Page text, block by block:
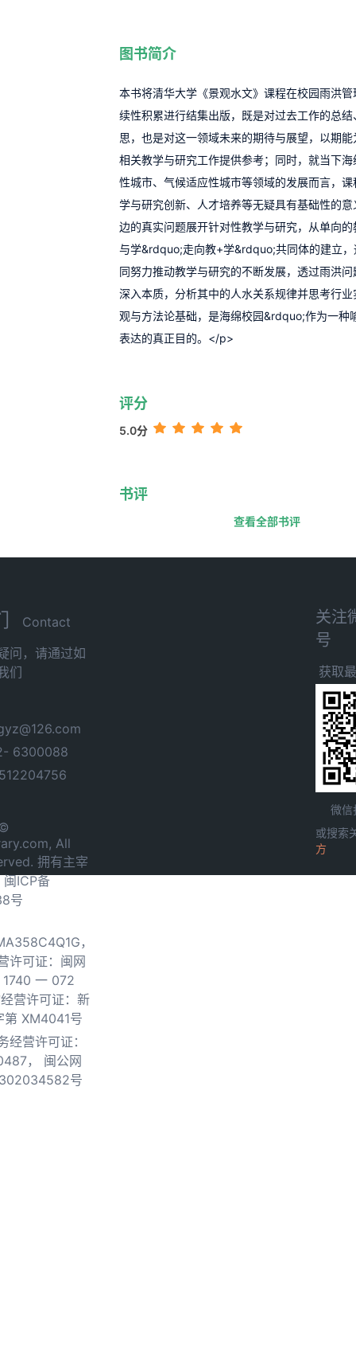
图书简介
本书将清华大学《景观水文》课程在校园雨洪
续性积累进行结集出版，既是对过去工作的总
思，也是对这一领域未来的期待与展望，以期
相关教学与研究工作提供参考；同时，就当下
性城市、气候适应性城市等领域的发展而言，
学与研究创新、人才培养等无疑具有基础性的
边的真实问题展开针对性教学与研究，从单向
与学&rdquo;走向教+学&rdquo;共同体的建立，
同努力推动教学与研究的不断发展，透过雨洪
深入本质，分析其中的人水关系规律并思考行
观与方法论基础，是海绵校园&rdquo;作为一种
表达的真正目的。</p>
评分
5.0分
书评
查看全部书评
Contact
问，请通过如
们
6300088
All
拥有主宰
闽ICP备
号
，
许可证：闽网
一 072
营许可证：新
第 XM4041号
经营许可证：
，
闽公网
号
关注
号
获取
微信
或搜索
方